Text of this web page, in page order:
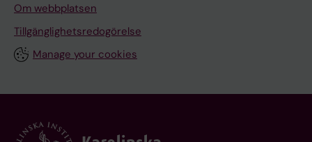
Om webbplatsen
Tillgänglighetsredogörelse
Manage your cookies